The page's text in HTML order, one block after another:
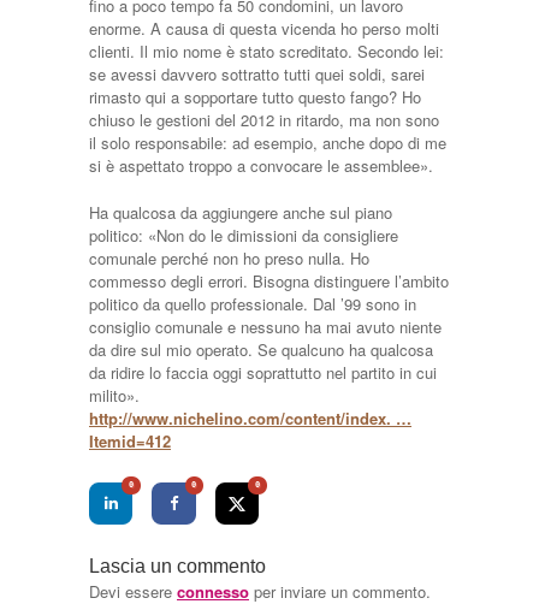
fino a poco tempo fa 50 condomini, un lavoro
enorme. A causa di questa vicenda ho perso molti
clienti. Il mio nome è stato screditato. Secondo lei:
se avessi davvero sottratto tutti quei soldi, sarei
rimasto qui a sopportare tutto questo fango? Ho
chiuso le gestioni del 2012 in ritardo, ma non sono
il solo responsabile: ad esempio, anche dopo di me
si è aspettato troppo a convocare le assemblee».
Ha qualcosa da aggiungere anche sul piano
politico: «Non do le dimissioni da consigliere
comunale perché non ho preso nulla. Ho
commesso degli errori. Bisogna distinguere l’ambito
politico da quello professionale. Dal ’99 sono in
consiglio comunale e nessuno ha mai avuto niente
da dire sul mio operato. Se qualcuno ha qualcosa
da ridire lo faccia oggi soprattutto nel partito in cui
milito».
http://www.nichelino.com/content/index. …
Itemid=412
0 0 0
Lascia un commento
Devi essere connesso per inviare un commento.